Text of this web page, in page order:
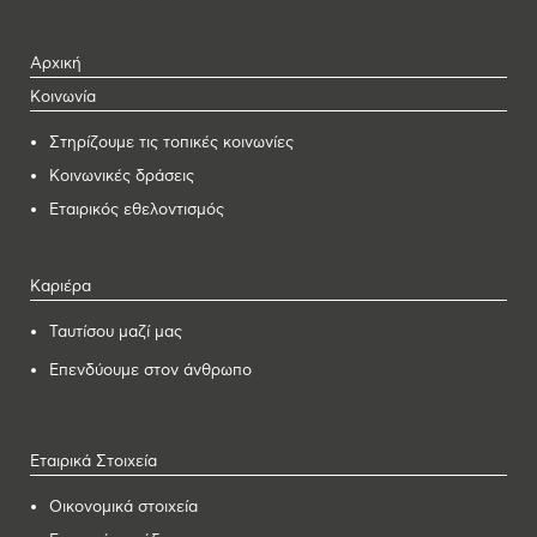
Αρχική
Κοινωνία
Στηρίζουμε τις τοπικές κοινωνίες
Κοινωνικές δράσεις
Εταιρικός εθελοντισμός
Καριέρα
Ταυτίσου μαζί μας
Επενδύουμε στον άνθρωπο
Εταιρικά Στοιχεία
Οικονομικά στοιχεία